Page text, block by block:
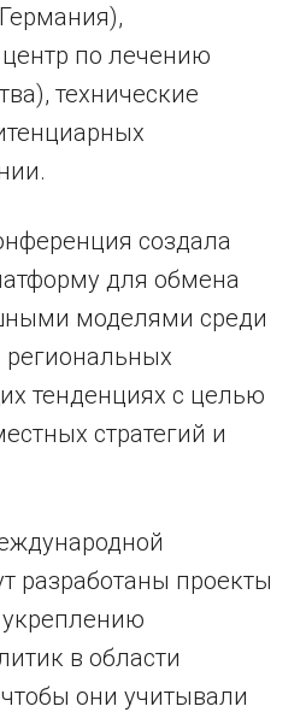
по лечению
технические
создала
для обмена
моделями среди
тенденциях с целью
стратегий и
разработаны проекты
в области
они учитывали